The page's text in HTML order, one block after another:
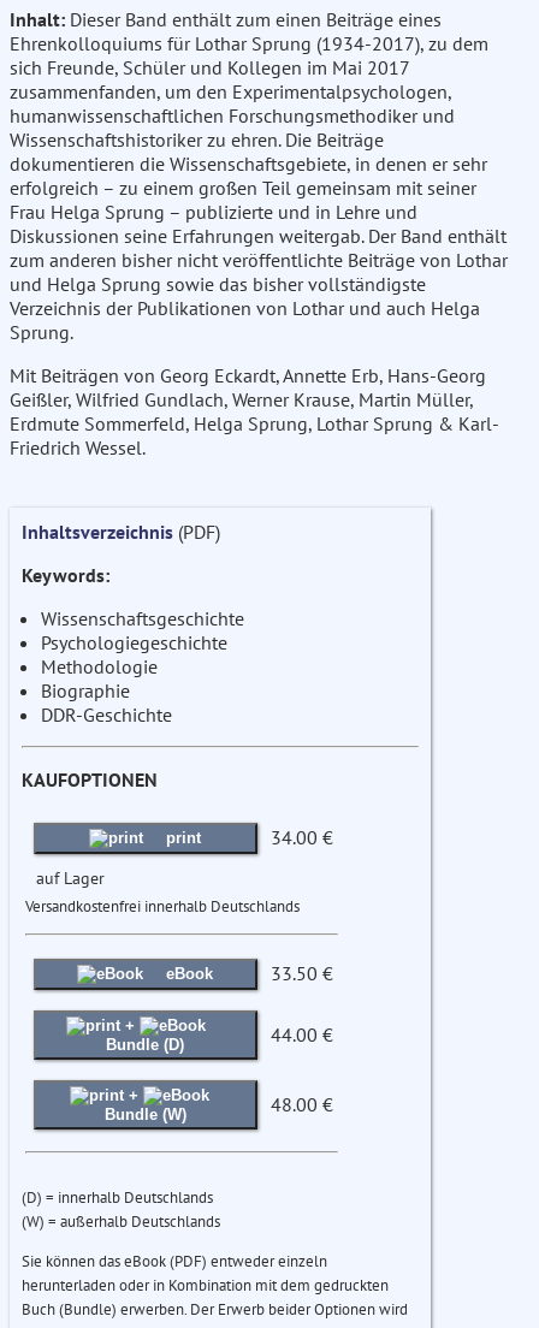
Inhalt: Dieser Band enthält zum einen Beiträge eines
Ehrenkolloquiums für Lothar Sprung (1934-2017), zu dem
sich Freunde, Schüler und Kollegen im Mai 2017
zusammenfanden, um den Experimentalpsychologen,
humanwissenschaftlichen Forschungsmethodiker und
Wissenschaftshistoriker zu ehren. Die Beiträge
dokumentieren die Wissenschaftsgebiete, in denen er sehr
erfolgreich – zu einem großen Teil gemeinsam mit seiner
Frau Helga Sprung – publizierte und in Lehre und
Diskussionen seine Erfahrungen weitergab. Der Band enthält
zum anderen bisher nicht veröffentlichte Beiträge von Lothar
und Helga Sprung sowie das bisher vollständigste
Verzeichnis der Publikationen von Lothar und auch Helga
Sprung.
Mit Beiträgen von Georg Eckardt, Annette Erb, Hans-Georg
Geißler, Wilfried Gundlach, Werner Krause, Martin Müller,
Erdmute Sommerfeld, Helga Sprung, Lothar Sprung & Karl-
Friedrich Wessel.
Inhaltsverzeichnis (PDF)
Keywords:
Wissenschaftsgeschichte
Psychologiegeschichte
Methodologie
Biographie
DDR-Geschichte
KAUFOPTIONEN
print 34.00 €
auf Lager
Versandkostenfrei innerhalb Deutschlands
eBook 33.50 €
+
Bundle (D)
44.00 €
+
Bundle (W)
48.00 €
(D) = innerhalb Deutschlands
(W) = außerhalb Deutschlands
Sie können das eBook (PDF) entweder einzeln
herunterladen oder in Kombination mit dem gedruckten
Buch (Bundle) erwerben. Der Erwerb beider Optionen wird